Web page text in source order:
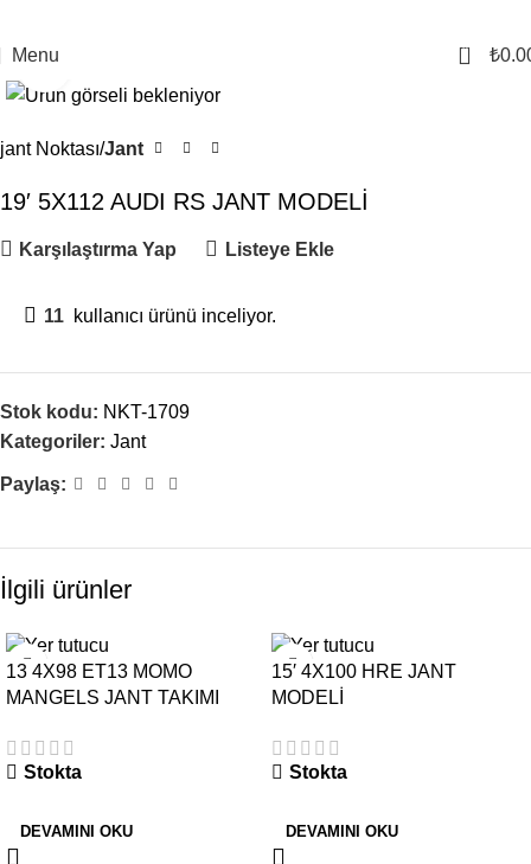
Menu 0 ₺
jant Noktası Jant
19′ 5X112 AUDI RS JANT MODELİ
Karşılaştırma Yap Listeye Ekle
11 kullanıcı ürünü inceliyor.
Stok kodu: NKT-1709
Kategoriler: Jant
Paylaş:
İlgili ürünler
13 4X98 ET13 MOMO
MANGELS JANT TAKIMI
Stokta
DEVAMINI OKU
15′ 4X100 HRE JANT
MODELİ
Stokta
DEVAMINI OKU